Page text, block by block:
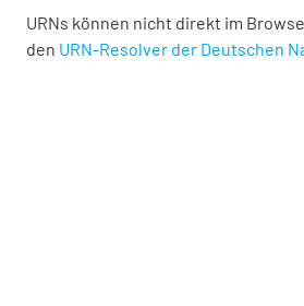
URNs können nicht direkt im
den URN-Resolver der Deutschen